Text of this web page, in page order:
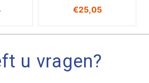
€25,05
u vragen?